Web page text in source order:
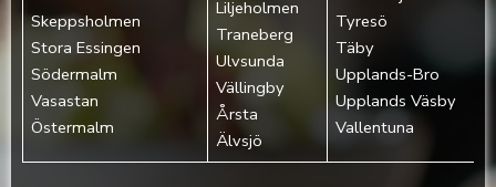
Skeppsholmen‎
Stora Essingen‎
Södermalm‎
Vasastan‎
Östermalm‎
Liljeholmen
Traneberg
Ulvsunda
Vällingby
Årsta
Älvsjö
Tyresö
Täby
Upplands-Bro
Upplands Väsby
Vallentuna